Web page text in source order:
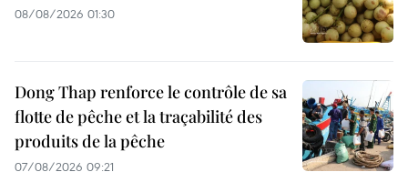
08/08/2026 01:30
Dong Thap renforce le contrôle de sa
flotte de pêche et la traçabilité des
produits de la pêche
07/08/2026 09:21